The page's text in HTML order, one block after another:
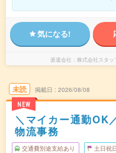
気になる!
派遣会社 株式会社スタッ
未読
NEW
掲載日 2026/08/08
＼マイカー通勤OK
物流事務
交通費別途支給あり 土日祝